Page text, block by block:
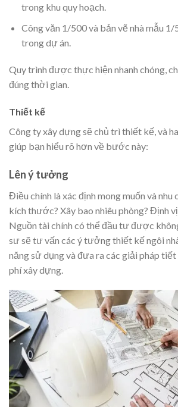
trong khu quy hoạch.
Công văn 1/500 và bản vẽ nhà mẫu
trong dự án.
Quy trình được thực hiện nhanh chóng,
đúng thời gian.
Thiết kế
Công ty xây dựng sẽ chủ trì thiết kế, và
giúp bạn hiểu rõ hơn về bước này:
Lên ý tưởng
Điều chính là xác định mong muốn và nhu
kích thước? Xây bao nhiêu phòng? Định
Nguồn tài chính có thể đầu tư được
sư sẽ tư vấn các ý tưởng thiết kế ngôi
năng sử dụng và đưa ra các giải pháp
phí xây dựng.